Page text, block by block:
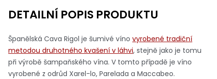
DETAILNÍ POPIS PRODUKTU
Španělská Cava Rigol je šumivé víno vyrobené tradiční
metodou druhotného kvašení v láhvi, stejně jako je tomu
při výrobě šampaňského vína. V tomto případě je víno
vyrobené z odrůd Xarel-lo, Parelada a Maccabeo.